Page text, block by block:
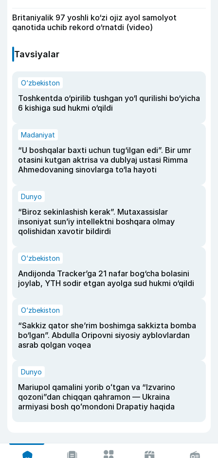
Britaniyalik 97 yoshli ko‘zi ojiz ayol samolyot
qanotida uchib rekord o‘rnatdi (video)
Tavsiyalar
O‘zbekiston
Toshkentda o‘pirilib tushgan yo‘l qurilishi bo‘yicha
6 kishiga sud hukmi o‘qildi
Madaniyat
“U boshqalar baxti uchun tug‘ilgan edi”. Bir umr
otasini kutgan aktrisa va dublyaj ustasi Rimma
Ahmedovaning sinovlarga to‘la hayoti
Dunyo
“Biroz sekinlashish kerak”. Mutaxassislar
insoniyat sun’iy intellektni boshqara olmay
qolishidan xavotir bildirdi
O‘zbekiston
Andijonda Tracker’ga 21 nafar bog‘cha bolasini
joylab, YTH sodir etgan ayolga sud hukmi o‘qildi
O‘zbekiston
“Sakkiz qator she’rim boshimga sakkizta bomba
bo‘lgan”. Abdulla Oripovni siyosiy ayblovlardan
asrab qolgan voqea
Dunyo
Mariupol qamalini yorib oʻtgan va “Izvarino
qozoni”dan chiqqan qahramon — Ukraina
armiyasi bosh qoʻmondoni Drapatiy haqida